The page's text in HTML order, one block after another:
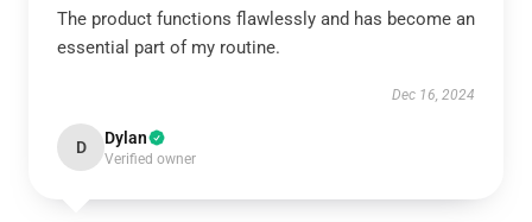
The product functions flawlessly and has become an
essential part of my routine.
Dec 16, 2024
D Dylan
Verified owner